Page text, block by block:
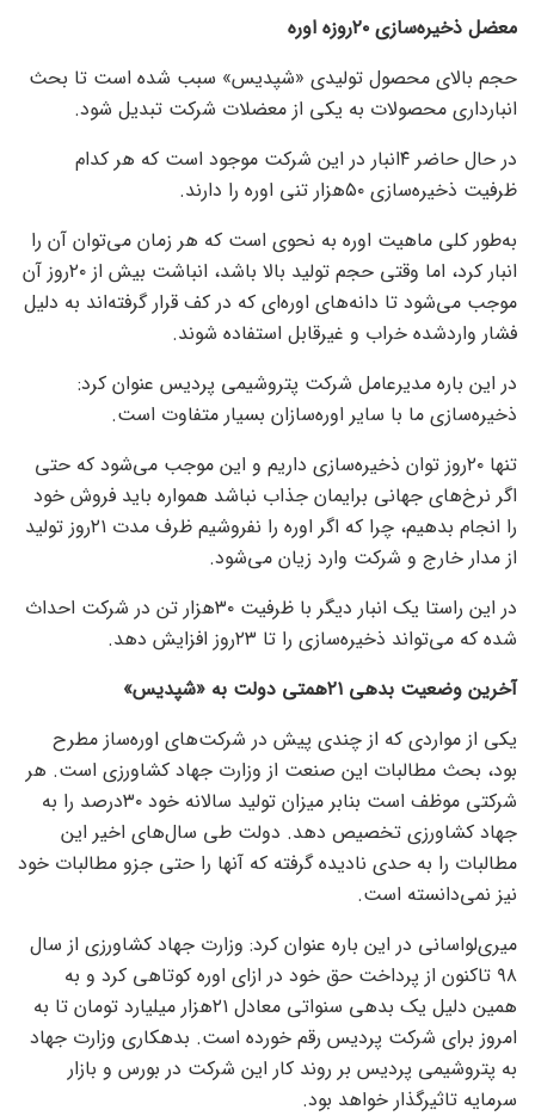
معضل ذخیره‌‌‌سازی ۲۰روزه اوره
حجم بالای محصول تولیدی «شپدیس» سبب شده است تا بحث
انبارداری محصولات به یکی از معضلات شرکت تبدیل شود.
در حال حاضر ۴انبار در این شرکت موجود است که هر کدام
ظرفیت ذخیره‌سازی ۵۰هزار تنی اوره را دارند.
به‌طور کلی ماهیت اوره به نحوی است که هر زمان می‌‌‌توان آن را
انبار کرد، اما وقتی حجم تولید بالا باشد، انباشت بیش از ۲۰روز آن
موجب می‌شود تا دانه‌‌‌های اوره‌‌‌ای که در کف قرار گرفته‌‌‌اند به دلیل
فشار واردشده خراب و غیرقابل استفاده شوند.
در این باره مدیرعامل شرکت پتروشیمی پردیس عنوان کرد:
ذخیره‌سازی ما با سایر اوره‌سازان بسیار متفاوت است.
تنها ۲۰روز توان ذخیره‌سازی داریم و این موجب می‌شود که حتی
اگر نرخ‌های جهانی برایمان جذاب نباشد همواره باید فروش خود
را انجام بدهیم، چرا که اگر اوره را نفروشیم ظرف مدت ۲۱روز تولید
از مدار خارج و شرکت وارد زیان می‌شود.
در این راستا یک انبار دیگر با ظرفیت ۳۰هزار تن در شرکت احداث
شده که می‌‌‌تواند ذخیره‌‌‌سازی را تا ۲۳روز افزایش دهد.
آخرین وضعیت بدهی ۲۱همتی دولت به «شپدیس»
یکی از مواردی که از چندی پیش در شرکت‌های اوره‌ساز مطرح
بود، بحث مطالبات این صنعت از وزارت جهاد کشاورزی است. هر
شرکتی موظف است بنابر میزان تولید سالانه خود ۳۰درصد را به
جهاد کشاورزی تخصیص دهد. دولت طی سال‌های اخیر این
مطالبات را به حدی نادیده گرفته که آنها را حتی جزو مطالبات خود
نیز نمی‌دانسته است.
میری‌لواسانی در این باره عنوان کرد: وزارت جهاد کشاورزی از سال
۹۸ تاکنون از پرداخت حق خود در ازای اوره کوتاهی کرد و به
همین دلیل یک بدهی سنواتی معادل ۲۱‌هزار میلیارد تومان تا به
امروز برای شرکت پردیس رقم خورده است. بدهکاری وزارت جهاد
به پتروشیمی پردیس بر روند کار این شرکت در بورس و بازار
سرمایه تاثیرگذار خواهد بود.